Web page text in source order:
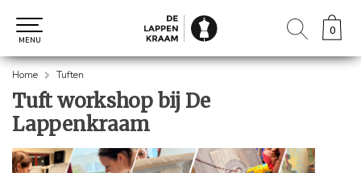
0
0
MENU
Home Tuften
Tuft workshop bij De
Lappenkraam